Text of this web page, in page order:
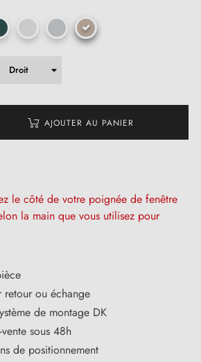
AJOUTER AU PANIER
le côté de votre poignée de fenêtre
la main que vous utilisez pour
ou échange
de montage DK
sous 48h
de positionnement